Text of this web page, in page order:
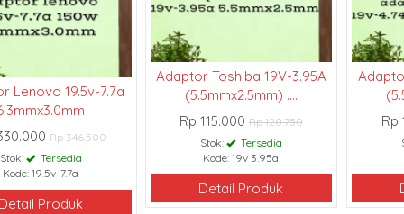
Adaptor Toshiba 19V-3.95A
(5.5mmx2.5mm) ....
Rp 115.000 Rp 120.750
Stok:
Tersedia
Kode: 19v 3.95a
Detail Produk
Rp
Lenovo 19.5v-7.7a
Rp 346.500
Stok:
Tersedia
Kode: 19.5v-7.7a
Produk
dijual berkualitas
cari sparepart
.Terima